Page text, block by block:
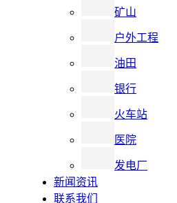
矿山
户外工程
油田
银行
火车站
医院
发电厂
新闻资讯
联系我们